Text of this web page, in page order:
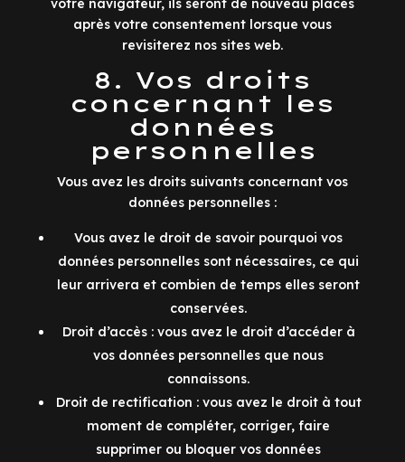
après votre consentement lorsque vous
revisiterez nos sites web.
8. Vos droits
concernant les
données
personnelles
Vous avez les droits suivants concernant vos
données personnelles :
Vous avez le droit de savoir pourquoi vos
données personnelles sont nécessaires, ce qui
leur arrivera et combien de temps elles seront
conservées.
Droit d’accès : vous avez le droit d’accéder à
vos données personnelles que nous
connaissons.
Droit de rectification : vous avez le droit à tout
moment de compléter, corriger, faire
supprimer ou bloquer vos données